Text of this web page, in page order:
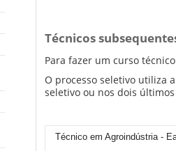
Técnicos
Para fazer um curso
O processo seletivo utiliza
seletivo ou nos dois últimos
Técnico em Agroindústria -